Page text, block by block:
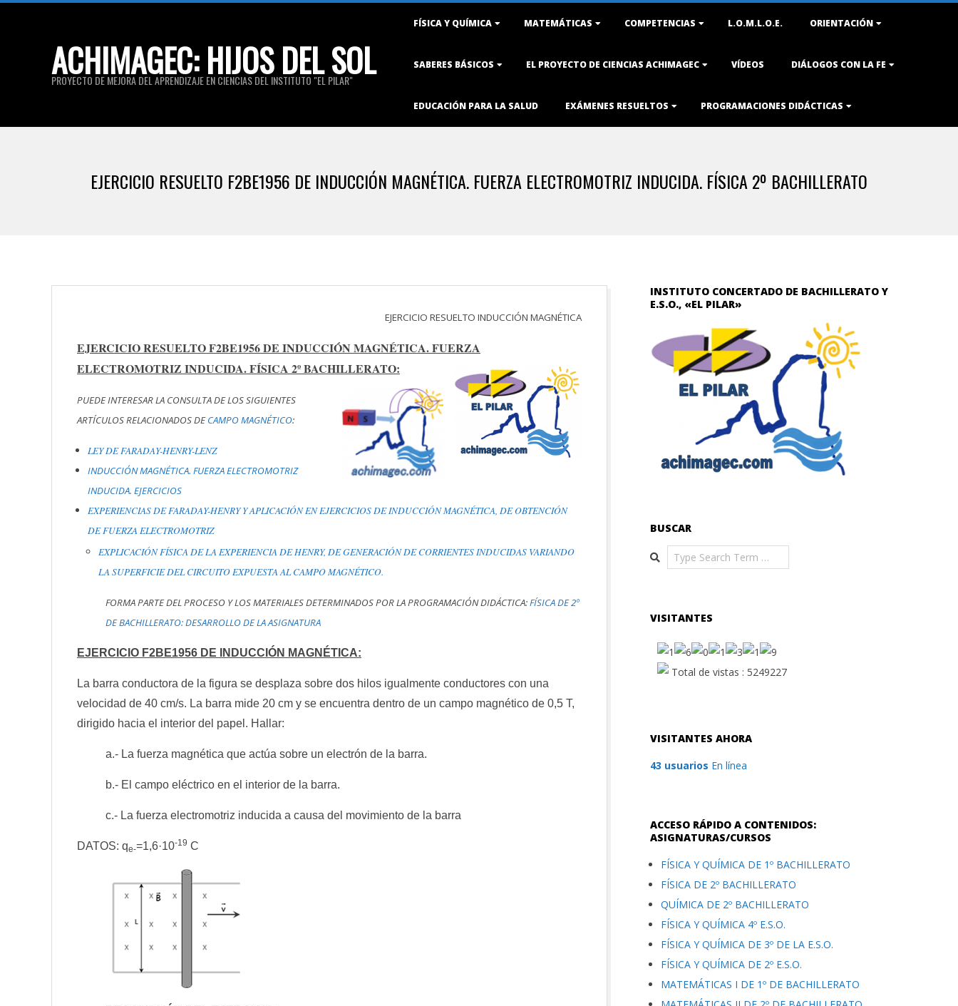
ACHIMAGEC: HIJOS DEL SOL
PROYECTO DE MEJORA DEL APRENDIZAJE EN CIENCIAS DEL INSTITUTO "EL PILAR"
FÍSICA Y QUÍMICA MATEMÁTICAS COMPETENCIAS L.O.M.L.O.E. ORIENTACIÓN
SABERES BÁSICOS EL PROYECTO DE CIENCIAS ACHIMAGEC VÍDEOS DIÁLOGOS CON LA FE
EDUCACIÓN PARA LA SALUD EXÁMENES RESUELTOS PROGRAMACIONES DIDÁCTICAS
EJERCICIO RESUELTO F2BE1956 DE INDUCCIÓN MAGNÉTICA. FUERZA ELECTROMOTRIZ INDUCIDA. FÍSICA 2º BACHILLERATO
EJERCICIO RESUELTO INDUCCIÓN MAGNÉTICA
EJERCICIO RESUELTO F2BE1956 DE INDUCCIÓN MAGNÉTICA. FUERZA
ELECTROMOTRIZ INDUCIDA. FÍSICA 2º BACHILLERATO:
PUEDE INTERESAR LA CONSULTA DE LOS SIGUIENTES
ARTÍCULOS RELACIONADOS DECAMPO MAGNÉTICO:
LEY DE FARADAY-HENRY-LENZ
INDUCCIÓN MAGNÉTICA. FUERZA ELECTROMOTRIZ
INDUCIDA. EJERCICIOS
EXPERIENCIAS DE FARADAY-HENRY Y APLICACIÓN EN EJERCICIOS DE INDUCCIÓN MAGNÉTICA, DE OBTENCIÓN
DE FUERZA ELECTROMOTRIZ
EXPLICACIÓN FÍSICA DE LA EXPERIENCIA DE HENRY, DE GENERACIÓN DE CORRIENTES INDUCIDAS VARIANDO
LA SUPERFICIE DEL CIRCUITO EXPUESTA AL CAMPO MAGNÉTICO.
FORMA PARTE DEL PROCESO Y LOS MATERIALES DETERMINADOS POR LA PROGRAMACIÓN DIDÁCTICA:FÍSICA DE 2º
DE BACHILLERATO: DESARROLLO DE LA ASIGNATURA
EJERCICIO F2BE1956 DE INDUCCIÓN MAGNÉTICA:
La barra conductora de la figura se desplaza sobre dos hilos igualmente conductores con una
velocidad de 40 cm/s. La barra mide 20 cm y se encuentra dentro de un campo magnético de 0,5 T,
dirigido hacia el interior del papel. Hallar:
a.- La fuerza magnética que actúa sobre un electrón de la barra.
b.- El campo eléctrico en el interior de la barra.
c.- La fuerza electromotriz inducida a causa del movimiento de la barra
DATOS: qe-=1,6·10-19 C
INSTITUTO CONCERTADO DE BACHILLERATO Y
E.S.O., «EL PILAR»
BUSCAR
Search
VISITANTES
Total de vistas : 5249227
VISITANTES AHORA
43 usuarios En línea
ACCESO RÁPIDO A CONTENIDOS:
ASIGNATURAS/CURSOS
FÍSICA Y QUÍMICA DE 1º BACHILLERATO
FÍSICA DE 2º BACHILLERATO
QUÍMICA DE 2º BACHILLERATO
FÍSICA Y QUÍMICA 4º E.S.O.
FÍSICA Y QUÍMICA DE 3º DE LA E.S.O.
FÍSICA Y QUÍMICA DE 2º E.S.O.
MATEMÁTICAS I DE 1º DE BACHILLERATO